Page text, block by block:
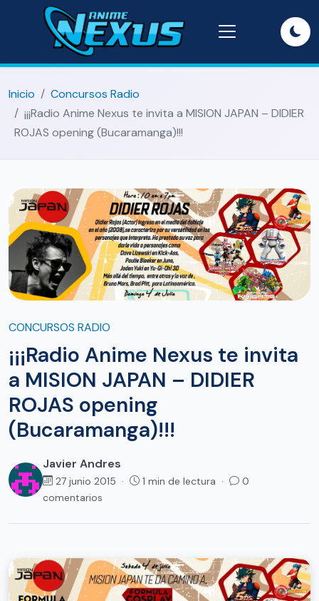
Inicio
Concursos Radio
¡¡¡Radio Anime Nexus te invita a MISION JAPAN – DIDIER
ROJAS opening (Bucaramanga)!!!
CONCURSOS RADIO
¡¡¡Radio Anime Nexus te invita
a MISION JAPAN – DIDIER
ROJAS opening
(Bucaramanga)!!!
Javier Andres
27 junio 2015 · 1 min de lectura ·
0
comentarios